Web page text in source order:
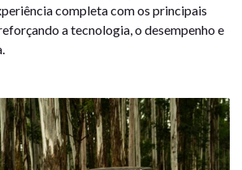
completa com os principais
a tecnologia, o desempenho e